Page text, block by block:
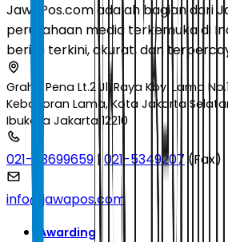
JawaPos.com adalah bagian dari
perusahaan media terkemuka di
berita terkini, akurat, dan
Graha Pena Lt.2 Jl. Raya Kby. Lama
Kebayoran Lama, Kota Jakarta
Ibukota Jakarta 12210
021-53699659 |021-5349207 (Fax)
info@jawapos.com
Awarding